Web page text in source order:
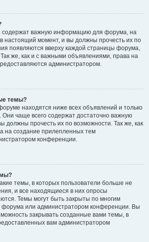
содержат важную информацию для форума, на
настоящий момент, и вы должны прочесть их по
появляются вверху каждой страницы форума,
же, как и с важными объявлениями, права на
администратором.
темы?
находятся ниже всех объявлений и только
Они чаще всего содержат достаточно важную
должны прочесть их по возможности. Так же, как
на создание прилепленных тем
конференции.
темы, в которых пользователи больше не
и все находящиеся в них опросы
Темы могут быть закрыты по многим
или администратором конференции. Вы
закрывать созданные вами темы, в
вам администратором